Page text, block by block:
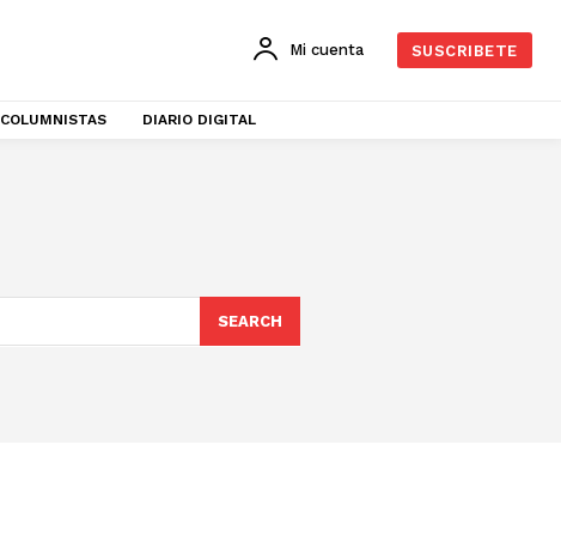
Mi cuenta SUSCRIBETE
COLUMNISTAS DIARIO DIGITAL
SEARCH